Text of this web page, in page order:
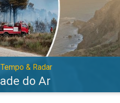
& Radar
do Ar